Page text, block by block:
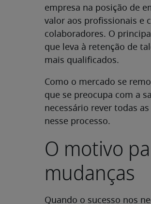
empresa na posição de
valor aos profissionais e
colaboradores. O
que leva à retenção de
mais qualificados.
Como o mercado se
que se preocupa com a
necessário rever todas
nesse processo.
O motivo
mudanças
Quando o sucesso nos